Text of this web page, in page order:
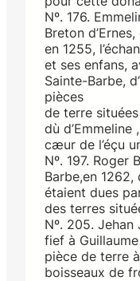
Nº. 176.
Breton
en 1255,
et ses enfans,
Sainte-Barbe,
pièces
de terre
dù
cæur de l’éçu
Nº. 197. Roger
Barbe,en
étaient dues
des terres
Nº. 205. Jehan
fief à
pièce de terre
boisseaux de